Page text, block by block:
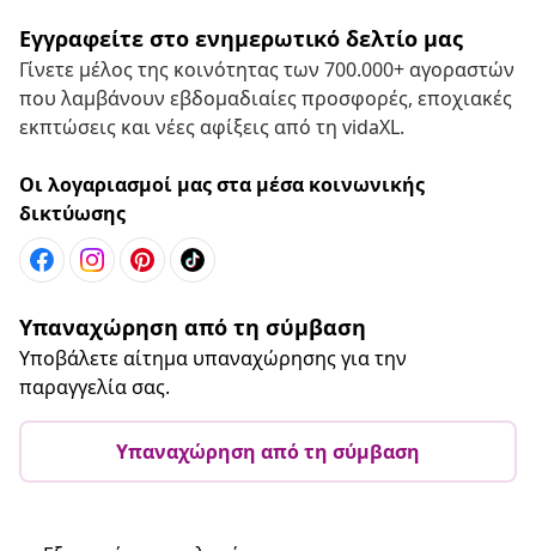
Εγγραφείτε στο ενημερωτικό δελτίο μας
Γίνετε μέλος της κοινότητας των 700.000+ αγοραστών
που λαμβάνουν εβδομαδιαίες προσφορές, εποχιακές
εκπτώσεις και νέες αφίξεις από τη vidaXL.
Οι λογαριασμοί μας στα μέσα κοινωνικής
δικτύωσης
Υπαναχώρηση από τη σύμβαση
Υποβάλετε αίτημα υπαναχώρησης για την
παραγγελία σας.
Υπαναχώρηση από τη σύμβαση